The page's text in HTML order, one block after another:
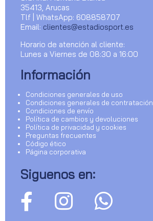
35413, Arucas
Tlf | WhatsApp: 608858707
Email: clientes@estadiosport.es
Horario de atención al cliente:
Lunes a Viernes de 08:30 a 16:00
Información
Condiciones generales de uso
Condiciones generales de contratación
Condiciones de envío
Política de cambios y devoluciones
Política de privacidad y cookies
Preguntas frecuentes
Código ético
Página corporativa
Siguenos en: